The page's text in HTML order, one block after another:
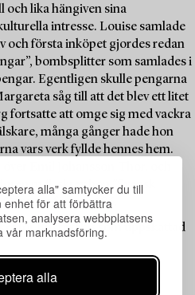
alla" samtycker du till
enhet för att förbättra
analysera webbplatsens
vår marknadsföring.
alla
och lika hängiven sina
intresse. Louise samlade
och första inköpet gjordes redan
bombsplitter som samlades i
Egentligen skulle pengarna
såg till att det blev ett litet
fortsatte att omge sig med vackra
många gånger hade hon
vars verk fyllde hennes hem.
Emil Johansson-Thor, och
m.fl. skrev hon ”Svensk
förlag 1986.
för Bukowskis som uppskattad